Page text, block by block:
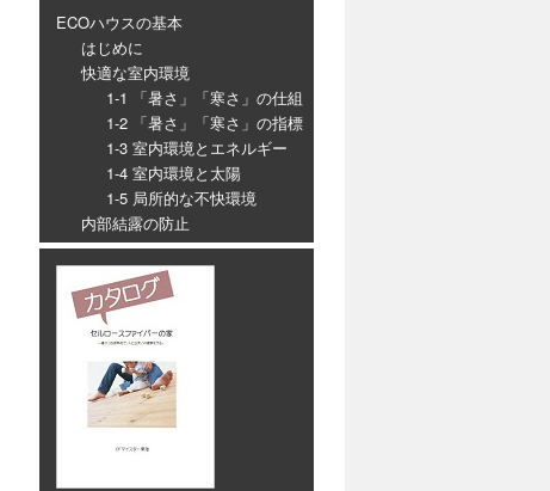
ECOハウスの基本
はじめに
快適な室内環境
1-1 「暑さ」「寒さ」の仕組
1-2 「暑さ」「寒さ」の指標
1-3 室内環境とエネルギー
1-4 室内環境と太陽
1-5 局所的な不快環境
内部結露の防止